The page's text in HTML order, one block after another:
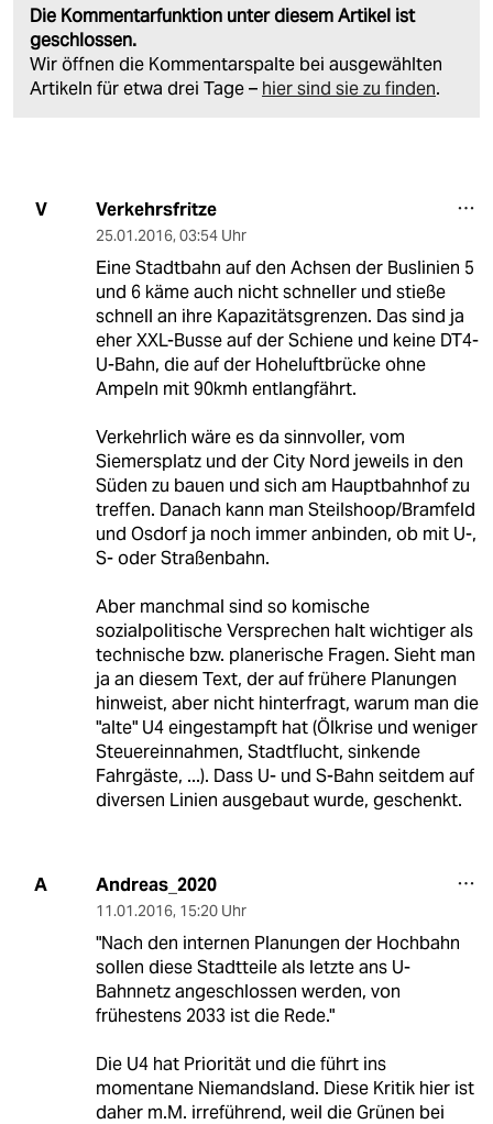
Die Kommentarfunktion unter diesem Artikel ist
geschlossen.
Wir öffnen die Kommentarspalte bei ausgewählten
Artikeln für etwa drei Tage – hier sind sie zu finden.
V Verkehrsfritze
25.01.2016, 03:54 Uhr
Eine Stadtbahn auf den Achsen der Buslinien 5
und 6 käme auch nicht schneller und stieße
schnell an ihre Kapazitätsgrenzen. Das sind ja
eher XXL-Busse auf der Schiene und keine DT4-
U-Bahn, die auf der Hoheluftbrücke ohne
Ampeln mit 90kmh entlangfährt.
Verkehrlich wäre es da sinnvoller, vom
Siemersplatz und der City Nord jeweils in den
Süden zu bauen und sich am Hauptbahnhof zu
treffen. Danach kann man Steilshoop/Bramfeld
und Osdorf ja noch immer anbinden, ob mit U-,
S- oder Straßenbahn.
Aber manchmal sind so komische
sozialpolitische Versprechen halt wichtiger als
technische bzw. planerische Fragen. Sieht man
ja an diesem Text, der auf frühere Planungen
hinweist, aber nicht hinterfragt, warum man die
"alte" U4 eingestampft hat (Ölkrise und weniger
Steuereinnahmen, Stadtflucht, sinkende
Fahrgäste, ...). Dass U- und S-Bahn seitdem auf
diversen Linien ausgebaut wurde, geschenkt.
A Andreas_2020
11.01.2016, 15:20 Uhr
"Nach den internen Planungen der Hochbahn
sollen diese Stadtteile als letzte ans U-
Bahnnetz angeschlossen werden, von
frühestens 2033 ist die Rede."
Die U4 hat Priorität und die führt ins
momentane Niemandsland. Diese Kritik hier ist
daher m.M. irreführend, weil die Grünen bei